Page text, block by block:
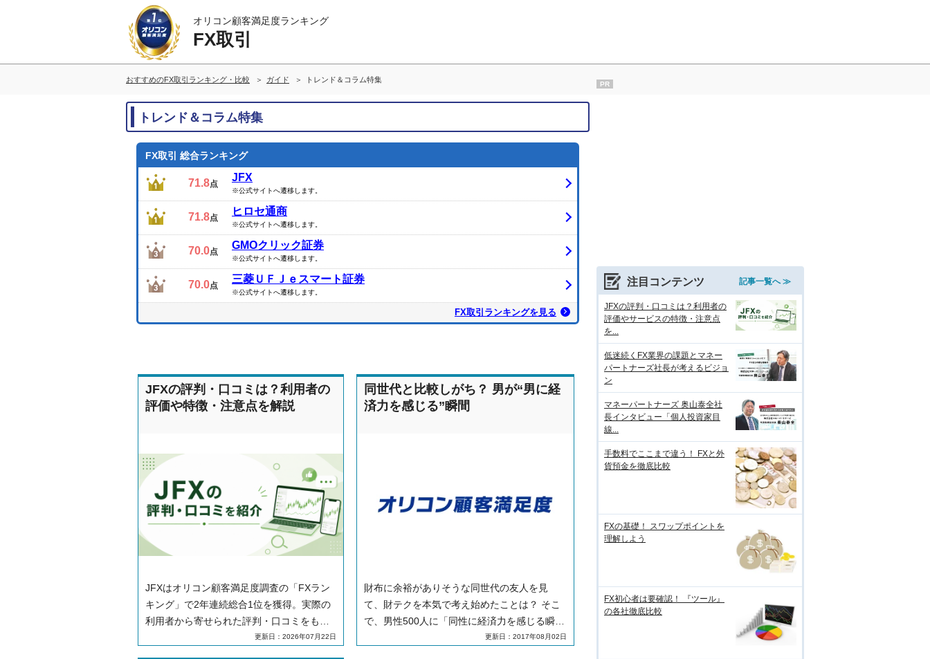
オリコン顧客満足度ランキング
FX取引
おすすめのFX取引ランキング・比較 ガイド トレンド＆コラム特集
トレンド＆コラム特集
FX取引 総合ランキング
71.8点
JFX
※公式サイトへ遷移します。
71.8点
ヒロセ通商
※公式サイトへ遷移します。
70.0点
GMOクリック証券
※公式サイトへ遷移します。
70.0点
三菱ＵＦＪｅスマート証券
※公式サイトへ遷移します。
FX取引ランキングを見る
JFXの評判・口コミは？利用者の
評価や特徴・注意点を解説
JFXはオリコン顧客満足度調査の「FXラン
キング」で2年連続総合1位を獲得。実際の
利用者から寄せられた評判・口コミをもと
に、スキャルピングやスプレッド、取引ツ
更新日：2026年07月22日
同世代と比較しがち？ 男が“男に経
済力を感じる”瞬間
財布に余裕がありそうな同世代の友人を見
て、財テクを本気で考え始めたことは？ そこ
で、男性500人に「同性に経済力を感じる瞬
間」についてアンケートを実施。同性から“経
更新日：2017年08月02日
PR
注目コンテンツ 記事一覧へ ≫
JFXの評判・口コミは？利用者の
評価やサービスの特徴・注意点
を...
低迷続くFX業界の課題とマネー
パートナーズ社長が考えるビジョ
ン
マネーパートナーズ 奥山泰全社
長インタビュー「個人投資家目
線...
手数料でここまで違う！ FXと外
貨預金を徹底比較
FXの基礎！ スワップポイントを
理解しよう
FX初心者は要確認！ 『ツール』
の各社徹底比較